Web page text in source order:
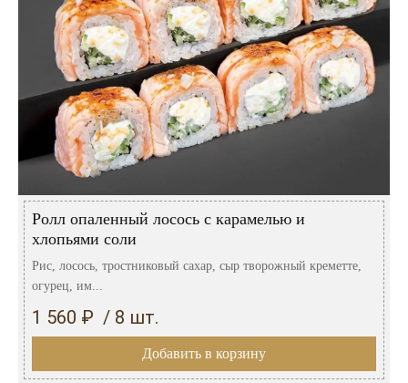
Ролл опаленный лосось с карамелью и
хлопьями соли
Рис, лосось, тростниковый сахар, сыр творожный креметте,
огурец, им...
1 560 ₽ / 8 шт.
Добавить в корзину